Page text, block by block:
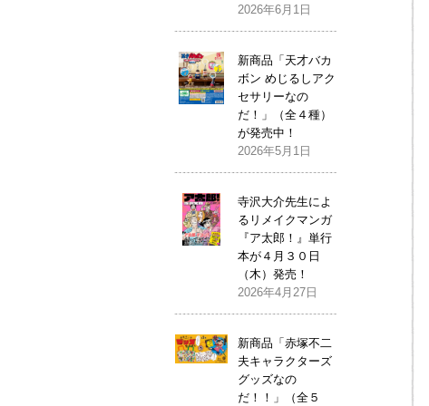
2026年6月1日
新商品「天才バカ
ボン めじるしアク
セサリーなの
だ！」（全４種）
が発売中！
2026年5月1日
寺沢大介先生によ
るリメイクマンガ
『ア太郎！』単行
本が４月３０日
（木）発売！
2026年4月27日
新商品「赤塚不二
夫キャラクターズ
グッズなの
だ！！」（全５